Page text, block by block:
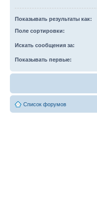
Показывать результаты как:
Поле сортировки:
Искать сообщения за:
Показывать первые:
Список форумов